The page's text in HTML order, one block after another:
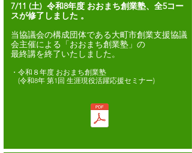
7/11 (土) 令和8年度 おおまち創業塾、全5コー
スが修了しました 。
当協議会の構成団体である大町市創業支援協議
会主催による「おおまち創業塾」の
最終講を終了いたしました。
・令和８年度 おおまち創業塾​
(令和8年 第1回 生涯現役活躍応援セミナー)